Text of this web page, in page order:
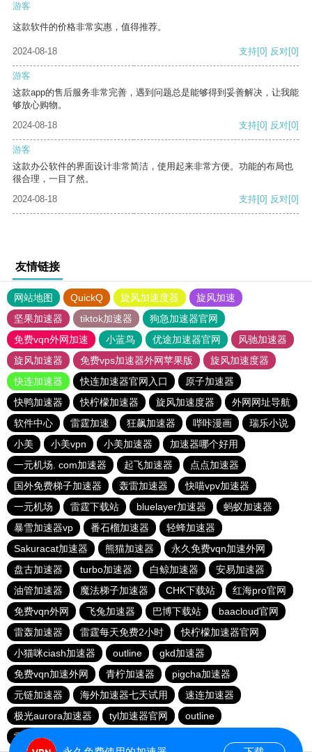
游客
这款软件的价格非常实惠，值得推荐。
2024-08-18 支持[0] 反对[0]
游客
这款app的售后服务非常完善，遇到问题总是能够得到妥善解决，让我能
够放心购物。
2024-08-18
支持[0] 反对[0]
游客
这款办公软件的界面设计非常简洁，使用起来非常方便。功能的布局也
很合理，一目了然。
2024-08-18
支持[0] 反对[0]
友情链接
网站地图 QuickQ 旋风加速度器
旋风加速
坚果加速器
tiktok加速器
狗急加速器官网
免费vqn外网加速
小蓝鸟 优途加速器官网
风驰加速器
旋风加速器
免费vps加速器外网苹果版
旋风加速度器
快连加速器
快连加速器官网入口
原子加速器
快鸭加速器
快柠檬加速器 旋风加速度器
外网网址导航
软件中心
雷霆加速 狂飙加速器 哔咔漫画
瑞乐小说
小美
小美vpn 小美加速器
加速器哪个好用
一元机场. com加速器
起飞加速器
点点加速器
国外免费梯子加速器
轰雷加速器
快喵vpv加速器
一元机场
雷霆下载站 bluelayer加速器
蚂蚁加速器
暴雪加速器vp
番石榴加速器
轻蜂加速器
Sakuracat加速器
熊猫加速器
永久免费vqn加速外网
盘古加速器
turbo加速器 白鲸加速器
安易加速器
油管加速器
魔法梯子加速器 CHK下载站
红海pro官网
免费vqn外网
飞兔加速器 巴博下载站
baacloud官网
雷轰加速器
雷霆每天免费2小时
快柠檬加速器官网
小猫咪ciash加速器
outline
gkd加速器
免费vqn加速外网
青柠加速器
pigcha加速器
元链加速器
海外加速器七天试用
速连加速器
极光aurora加速器
tyl加速器官网
outline
雷霆加速免费永久